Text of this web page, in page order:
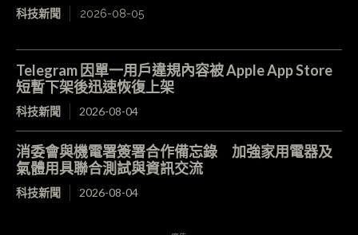
科技新聞 2026-08-05
Telegram 因單一用戶違規內容被 Apple App Store
短暫下架後迅速恢復上架
科技新聞 2026-08-04
消委會與機電署簽署合作備忘錄 加強家用電器及
氣體用具聯合測試與資訊交流
科技新聞 2026-08-04